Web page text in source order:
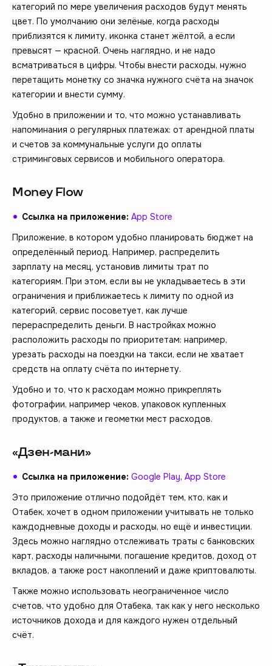
категорий по мере увеличения расходов будут менять
цвет. По умолчанию они зелёные, когда расходы
приблизятся к лимиту, иконка станет жёлтой, а если
превысят — красной. Очень наглядно, и не надо
всматриваться в цифры. Чтобы внести расходы, нужно
перетащить монетку со значка нужного счёта на значок
категории и внести сумму.
Удобно в приложении и то, что можно устанавливать
напоминания о регулярных платежах: от арендной платы
и счетов за коммунальные услуги до оплаты
стриминговых сервисов и мобильного оператора.
Money Flow
Ссылка на приложение: App Store
Приложение, в котором удобно планировать бюджет на
определённый период. Например, распределить
зарплату на месяц, установив лимиты трат по
категориям. При этом, если вы не укладываетесь в эти
ограничения и приближаетесь к лимиту по одной из
категорий, сервис посоветует, как лучше
перераспределить деньги. В настройках можно
расположить расходы по приоритетам: например,
урезать расходы на поездки на такси, если не хватает
средств на оплату счёта по интернету.
Удобно и то, что к расходам можно прикреплять
фотографии, например чеков, упаковок купленных
продуктов, а также и геометки мест расходов.
«Дзен-мани»
Ссылка на приложение: Google Play, App Store
Это приложение отлично подойдёт тем, кто, как и
Отабек, хочет в одном приложении учитывать не только
каждодневные доходы и расходы, но ещё и инвестиции.
Здесь можно наглядно отслеживать траты с банковских
карт, расходы наличными, погашение кредитов, доход от
вкладов, а также рост накоплений и даже криптовалюты.
Также можно использовать неограниченное число
счетов, что удобно для Отабека, так как у него несколько
источников дохода и для каждого нужен отдельный
счёт.